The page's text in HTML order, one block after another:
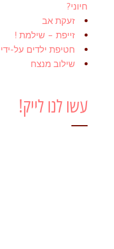
חיוני?
זעקת אב
זייפת – שילמת !
חטיפת ילדים על-
שילוב מנצח
עשו לנו לייק!